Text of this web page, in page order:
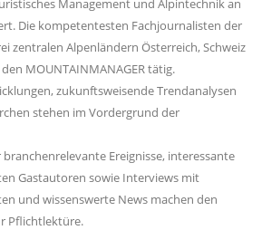
Management und Alpintechnik an
Die kompetentesten Fachjournalisten der
zentralen Alpenländern Österreich, Schweiz
MOUNTAINMANAGER tätig.
zukunftsweisende Trendanalysen
stehen im Vordergrund der
Ereignisse, interessante
Gastautoren sowie Interviews mit
und wissenswerte News machen den
Pflichtlektüre.